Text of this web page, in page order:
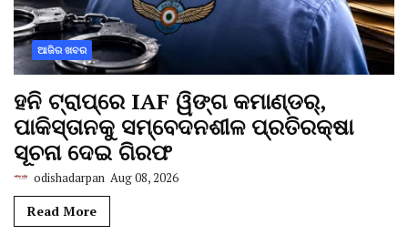
ଆଜିର ଖବର
ହନି ଟ୍ରାପ୍‌ରେ IAF ୱିଙ୍ଗ କମାଣ୍ଡର୍,
ପାକିସ୍ତାନକୁ ସମ୍ବେଦନଶୀଳ ପ୍ରତିରକ୍ଷା
ସୂଚନା ଦେଇ ଗିରଫ
odishadarpan Aug 08, 2026
Read More